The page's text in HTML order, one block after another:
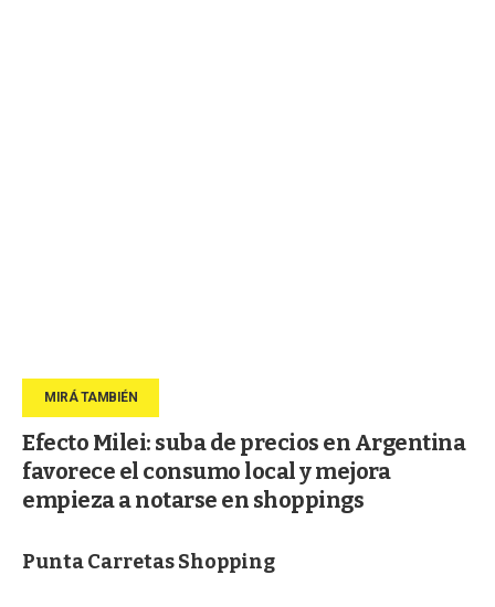
Efecto Milei: suba de precios en Argentina
favorece el consumo local y mejora
empieza a notarse en shoppings
Punta Carretas Shopping